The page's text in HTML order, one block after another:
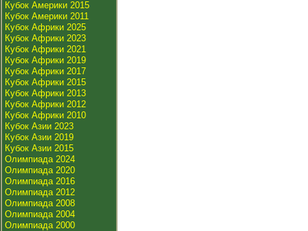
Кубок Америки 2015
Кубок Америки 2011
Кубок Африки 2025
Кубок Африки 2023
Кубок Африки 2021
Кубок Африки 2019
Кубок Африки 2017
Кубок Африки 2015
Кубок Африки 2013
Кубок Африки 2012
Кубок Африки 2010
Кубок Азии 2023
Кубок Азии 2019
Кубок Азии 2015
Олимпиада 2024
Олимпиада 2020
Олимпиада 2016
Олимпиада 2012
Олимпиада 2008
Олимпиада 2004
Олимпиада 2000